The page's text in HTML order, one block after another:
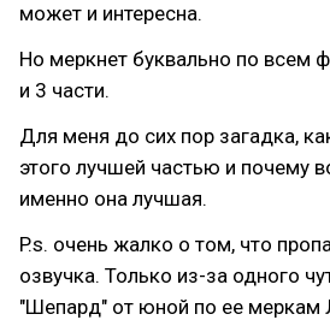
может и интересна.
Но меркнет буквально по всем
и 3 части.
Для меня до сих пор загадка,
этого лучшей частью и почему
именно она лучшая.
P.s. очень жалко о том, что
озвучка. Только из-за одного
"Шепард" от юной по ее